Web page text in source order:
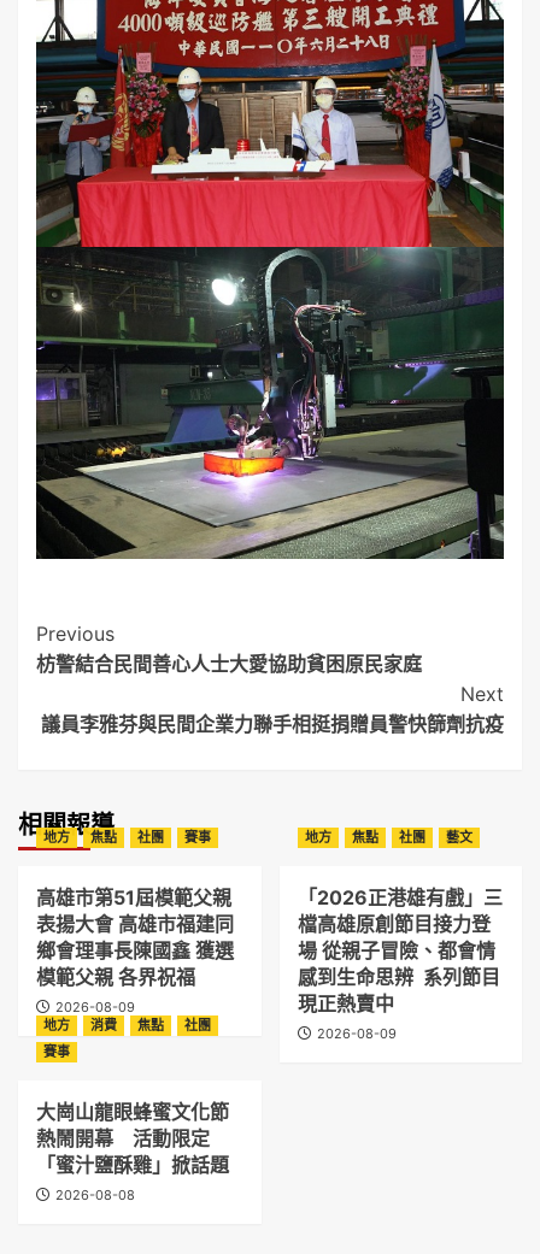
Post
Navigation
Previous
枋警結合民間善心人士大愛協助貧困原民家庭
Next
議員李雅芬與民間企業力聯手相挺捐贈員警快篩劑抗疫
相關報導
地方 焦點 社團 賽事
高雄市第51屆模範父親
表揚大會 高雄市福建同
鄉會理事長陳國鑫 獲選
模範父親 各界祝福
2026-08-09
地方 焦點 社團 藝文
「2026正港雄有戲」三
檔高雄原創節目接力登
場 從親子冒險、都會情
感到生命思辨 系列節目
現正熱賣中
2026-08-09
地方 消費 焦點
社團
賽事
大崗山龍眼蜂蜜文化節
熱鬧開幕 活動限定
「蜜汁鹽酥雞」掀話題
2026-08-08